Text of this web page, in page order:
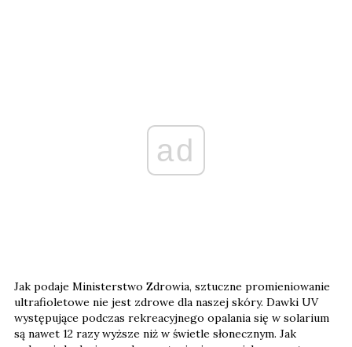
ad
Jak podaje Ministerstwo Zdrowia, sztuczne promieniowanie
ultrafioletowe nie jest zdrowe dla naszej skóry. Dawki UV
występujące podczas rekreacyjnego opalania się w solarium
są nawet 12 razy wyższe niż w świetle słonecznym. Jak